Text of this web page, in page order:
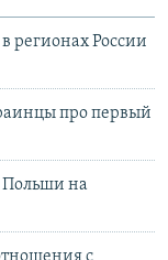
регионах России
про первый
Польши на